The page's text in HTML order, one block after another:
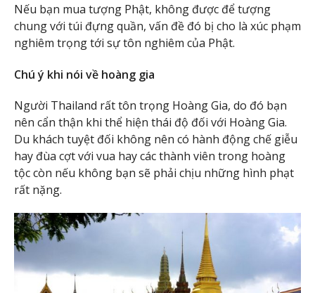
Nếu bạn mua tượng Phật, không được để tượng
chung với túi đựng quần, vấn đề đó bị cho là xúc phạm
nghiêm trọng tới sự tôn nghiêm của Phật.
Chú ý khi nói về hoàng gia
Người Thailand rất tôn trọng Hoàng Gia, do đó bạn
nên cẩn thận khi thể hiện thái độ đối với Hoàng Gia.
Du khách tuyệt đối không nên có hành động chế giễu
hay đùa cợt với vua hay các thành viên trong hoàng
tộc còn nếu không bạn sẽ phải chịu những hình phạt
rất nặng.